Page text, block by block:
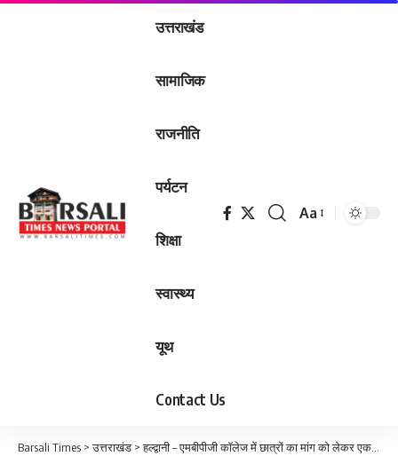
उत्तराखंड
सामाजिक
राजनीति
पर्यटन
शिक्षा
स्वास्थ्य
यूथ
Contact Us
Font
Aa
Barsali Times >उत्तराखंड >हल्द्वानी – एमबीपीजी कॉलेज में छात्रों का मांग को लेकर एक दिवसीय धरना